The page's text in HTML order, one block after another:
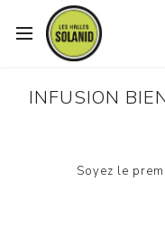
INFUSION
Soyez le